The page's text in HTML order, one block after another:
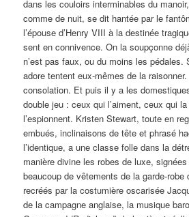
dans les couloirs interminables du
comme de nuit, se dit hantée par le
l’épouse d’Henry VIII à la destinée
sent en connivence. On la soupçonne
n’est pas faux, ou du moins les pédales.
adore tentent eux-mêmes de la
consolation. Et puis il y a les
double jeu : ceux qui l’aiment, ceux qui
l’espionnent. Kristen Stewart, toute en
embués, inclinaisons de tête et phrasé
l’identique, a une classe folle dans la
manière divine les robes de luxe,
beaucoup de vêtements de la garde-robe
recréés par la costumière oscarisée
de la campagne anglaise, la musique